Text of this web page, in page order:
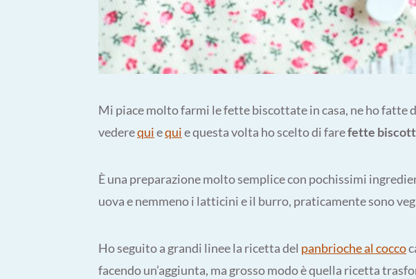
Mi piace molto farmi le fette biscottate in casa, ne ho fatte
vederequiequie questa volta ho scelto di farefette
È una preparazione molto semplice con pochissimi
uova e nemmeno i latticini e il burro, praticamente sono
Ho seguito a grandi linee la ricetta del panbrioche al cocco
facendo un’aggiunta, ma grosso modo è quella ricetta